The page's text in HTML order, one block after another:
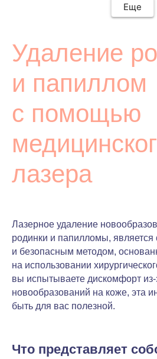
Еще
Удаление
и папиллом
с помощью
лазера
Лазерное удаление
родинки и папилломы,
и безопасным методом,
на использовании
вы испытываете дискомфорт из-
новообразований на коже, эта
быть для вас полезной.
Что представляет